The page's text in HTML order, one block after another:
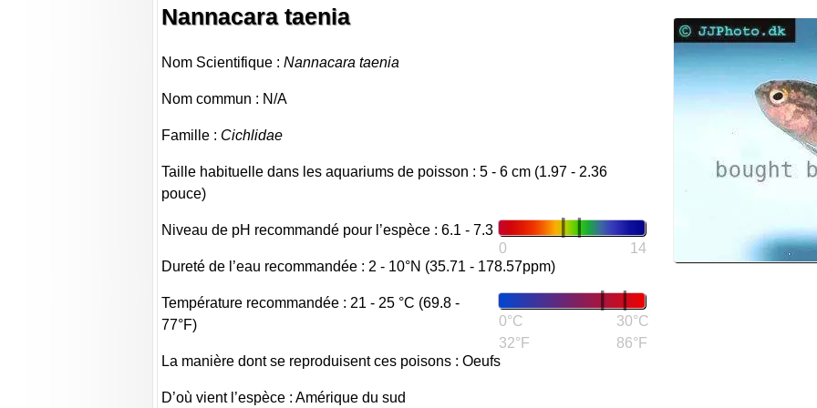
Nannacara taenia
Nom Scientifique :Nannacara taenia
Nom commun : N/A
Famille : Cichlidae
Taille habituelle dans les aquariums de poisson : 5 - 6 cm (1.97 - 2.36
pouce)
0 14
Niveau de pH recommandé pour l’espèce : 6.1 - 7.3
Dureté de l’eau recommandée : 2 - 10°N (35.71 - 178.57ppm)
0°C
32°F
30°C
86°F
Température recommandée : 21 - 25 °C (69.8 -
77°F)
La manière dont se reproduisent ces poisons : Oeufs
D’où vient l’espèce : Amérique du sud